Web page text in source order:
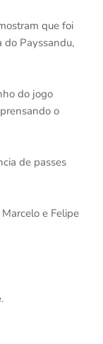
que foi
do Payssandu,
do jogo
o
de passes
e Felipe